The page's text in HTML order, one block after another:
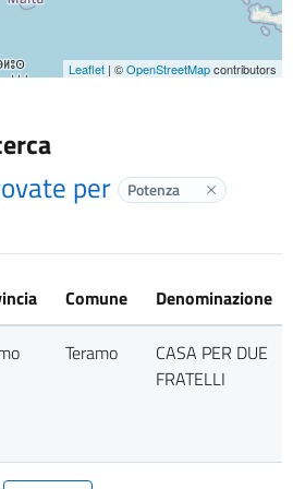
Leaflet | ©OpenStreetMapcontributors
per Potenza Elimina
Comune Denominazione
Teramo
CASA PER DUE
FRATELLI